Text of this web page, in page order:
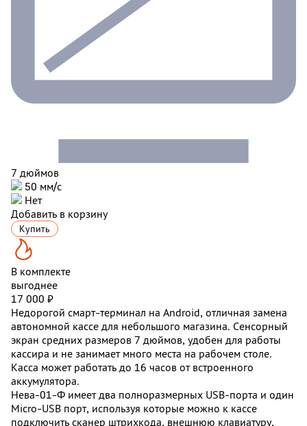
7 дюймов
50 мм/c
Нет
Добавить в корзину
Купить
В комплекте
выгоднее
17 000 ₽
Недорогой смарт-терминал на Android, отличная замена
автономной кассе для небольшого магазина. Сенсорный
экран средних размеров 7 дюймов, удобен для работы
кассира и не занимает много места на рабочем столе.
Касса может работать до 16 часов от встроенного
аккумулятора.
Нева-01-Ф имеет два полноразмерных USB-порта и один
Micro-USB порт, используя которые можно к кассе
подключить сканер штрихкода, внешнюю клавиатуру,